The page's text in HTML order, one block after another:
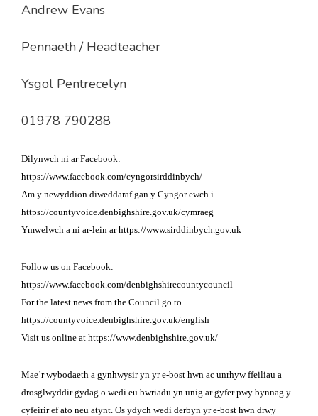
Andrew Evans
Pennaeth / Headteacher
Ysgol Pentrecelyn
01978 790288
Dilynwch ni ar Facebook:
https://www.facebook.com/cyngorsirddinbych/
Am y newyddion diweddaraf gan y Cyngor ewch i
https://countyvoice.denbighshire.gov.uk/cymraeg
Ymwelwch a ni ar-lein ar https://www.sirddinbych.gov.uk
Follow us on Facebook:
https://www.facebook.com/denbighshirecountycouncil
For the latest news from the Council go to
https://countyvoice.denbighshire.gov.uk/english
Visit us online at https://www.denbighshire.gov.uk/
Mae’r wybodaeth a gynhwysir yn yr e-bost hwn ac unrhyw ffeiliau a
drosglwyddir gydag o wedi eu bwriadu yn unig ar gyfer pwy bynnag y
cyfeirir ef ato neu atynt. Os ydych wedi derbyn yr e-bost hwn drwy